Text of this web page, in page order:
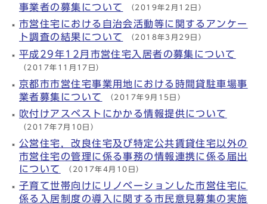
事業者の募集について （2019年2月12日）
市営住宅における自治会活動等に関するアンケー
ト調査の結果について （2018年3月29日）
平成29年12月市営住宅入居者の募集について
（2017年11月17日）
京都市市営住宅事業用地における時間貸駐車場事
業者募集について （2017年9月15日）
吹付けアスベストにかかる情報提供について
（2017年7月10日）
公営住宅，改良住宅及び特定公共賃貸住宅以外の
市営住宅の管理に係る事務の情報連携に係る届出
について
（2017年4月10日）
子育て世帯向けにリノベーションした市営住宅に
係る入居制度の導入に関する市民意見募集の実施